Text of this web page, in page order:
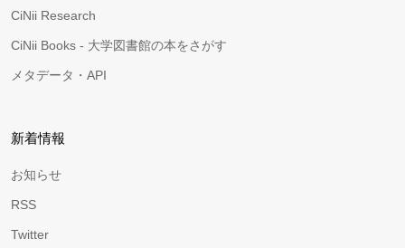
CiNii Research
CiNii Books - 大学図書館の本をさがす
メタデータ・API
新着情報
お知らせ
RSS
Twitter